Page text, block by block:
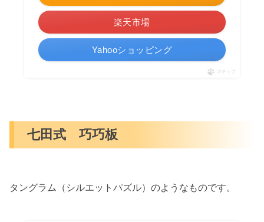
楽天市場
Yahooショッピング
ポチップ
七田式 巧巧板
タングラム（シルエットパズル）のようなものです。